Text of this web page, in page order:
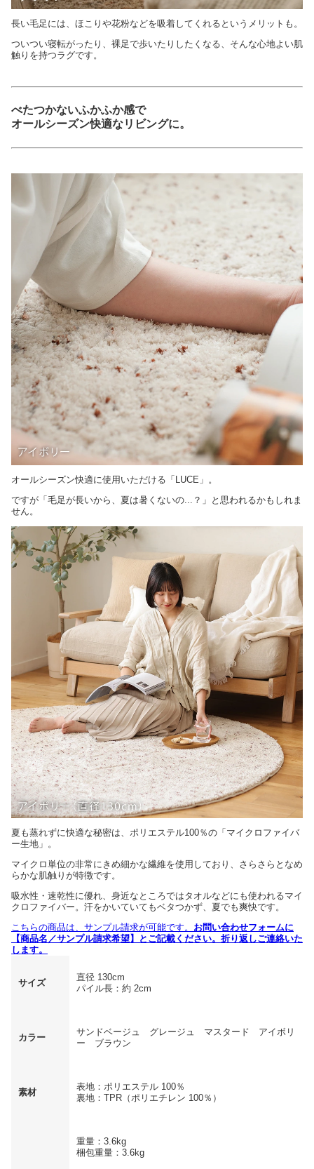
長い毛足には、ほこりや花粉などを吸着してくれるというメリットも。
ついつい寝転がったり、裸足で歩いたりしたくなる、そんな心地よい肌
触りを持つラグです。
べたつかないふかふか感で
オールシーズン快適なリビングに。
オールシーズン快適に使用いただける「LUCE」。
ですが「毛足が長いから、夏は暑くないの...？」と思われるかもしれま
せん。
夏も蒸れずに快適な秘密は、ポリエステル100％の「マイクロファイバ
ー生地」。
マイクロ単位の非常にきめ細かな繊維を使用しており、さらさらとなめ
らかな肌触りが特徴です。
吸水性・速乾性に優れ、身近なところではタオルなどにも使われるマイ
クロファイバー。汗をかいていてもベタつかず、夏でも爽快です。
こちらの商品は、サンプル請求が可能です。 お問い合わせフォームに
【商品名／サンプル請求希望】とご記載ください。折り返しご連絡いた
します。
サイズ
直径 130cm
パイル長：約 2cm
カラー
サンドベージュ グレージュ マスタード アイボリ
ー ブラウン
素材
表地：ポリエステル 100％
裏地：TPR（ポリエチレン 100％）
重量：3.6kg
梱包重量：3.6kg